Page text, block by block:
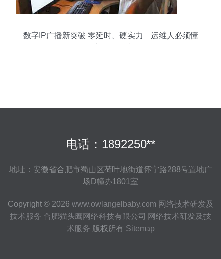
数字IP广播新突破 零延时、硬实力，运维人必须懂
电话：1892250**
地址：安徽省合肥市蜀山区荷叶地街道怀宁路288号置地广
场D幢办1801室
Copyright © 2026 www.owlangelbaby.com 网络技术研发及
技术服务 合肥猫头鹰网络科技有限公司
网络技术研发及技
术服务 版权所有 Sitemap